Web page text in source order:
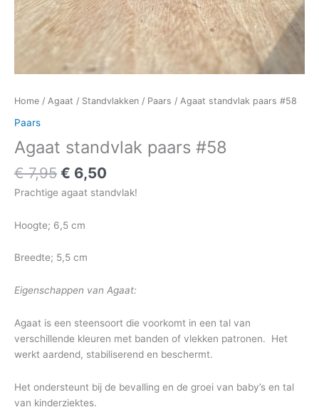
Home / Agaat / Standvlakken / Paars / Agaat standvlak paars #58
Paars
Agaat standvlak paars #58
€7,95 € 6,50
Prachtige agaat standvlak!
Hoogte; 6,5 cm
Breedte; 5,5 cm
Eigenschappen van Agaat:
Agaat is een steensoort die voorkomt in een tal van
verschillende kleuren met banden of vlekken patronen. Het
werkt aardend, stabiliserend en beschermt.
Het ondersteunt bij de bevalling en de groei van baby’s en tal
van kinderziektes.